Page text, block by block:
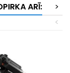
ARĪ:
>
<